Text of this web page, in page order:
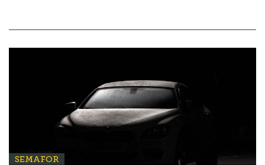
SEMAFOR